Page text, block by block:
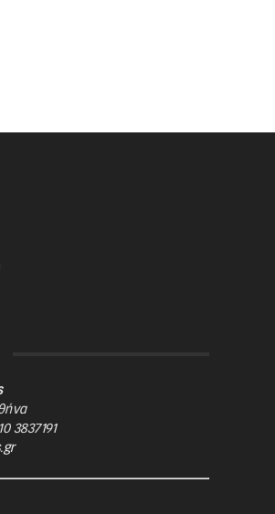
3837191